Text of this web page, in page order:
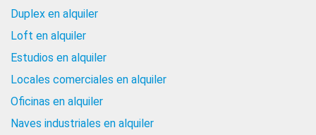
Duplex en alquiler
Loft en alquiler
Estudios en alquiler
Locales comerciales en alquiler
Oficinas en alquiler
Naves industriales en alquiler